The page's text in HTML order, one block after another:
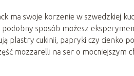
ma swoje korzenie w szwedzkiej
sposób możesz
plastry cukinii, papryki czy cienko
mozzarelli na ser o mocniejszym